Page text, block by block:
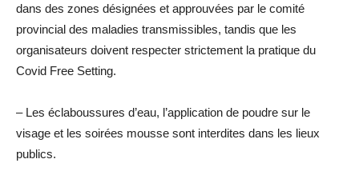
dans des zones désignées et approuvées par le comité
provincial des maladies transmissibles, tandis que les
organisateurs doivent respecter strictement la pratique du
Covid Free Setting.
– Les éclaboussures d’eau, l’application de poudre sur le
visage et les soirées mousse sont interdites dans les lieux
publics.